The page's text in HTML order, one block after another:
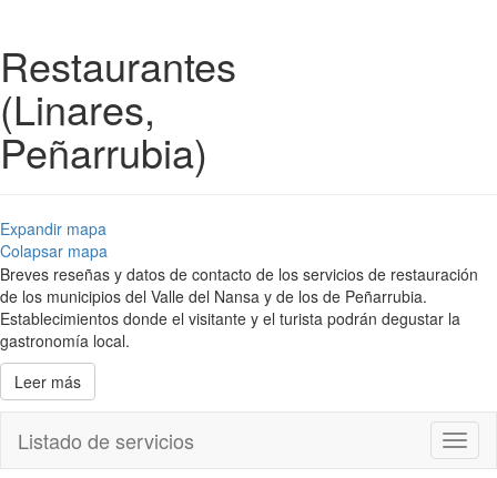
Restaurantes
(Linares,
Peñarrubia)
Expandir mapa
Colapsar mapa
Breves reseñas y datos de contacto de los servicios de restauración
de los municipios del Valle del Nansa y de los de Peñarrubia.
Establecimientos donde el visitante y el turista podrán degustar la
gastronomía local.
Leer más
Listado de servicios